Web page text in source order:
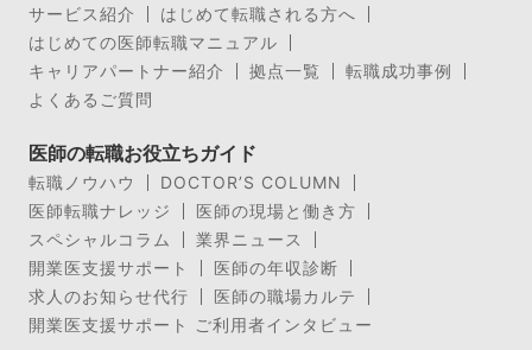
サービス紹介
はじめて転職される方へ
はじめての医師転職マニュアル
キャリアパートナー紹介
拠点一覧
転職成功事例
よくあるご質問
医師の転職お役立ちガイド
転職ノウハウ
DOCTOR’S COLUMN
医師転職ナレッジ
医師の現場と働き方
スペシャルコラム
業界ニュース
開業医支援サポート
医師の年収診断
求人のお知らせ代行
医師の職場カルテ
開業医支援サポート ご利用者インタビュー